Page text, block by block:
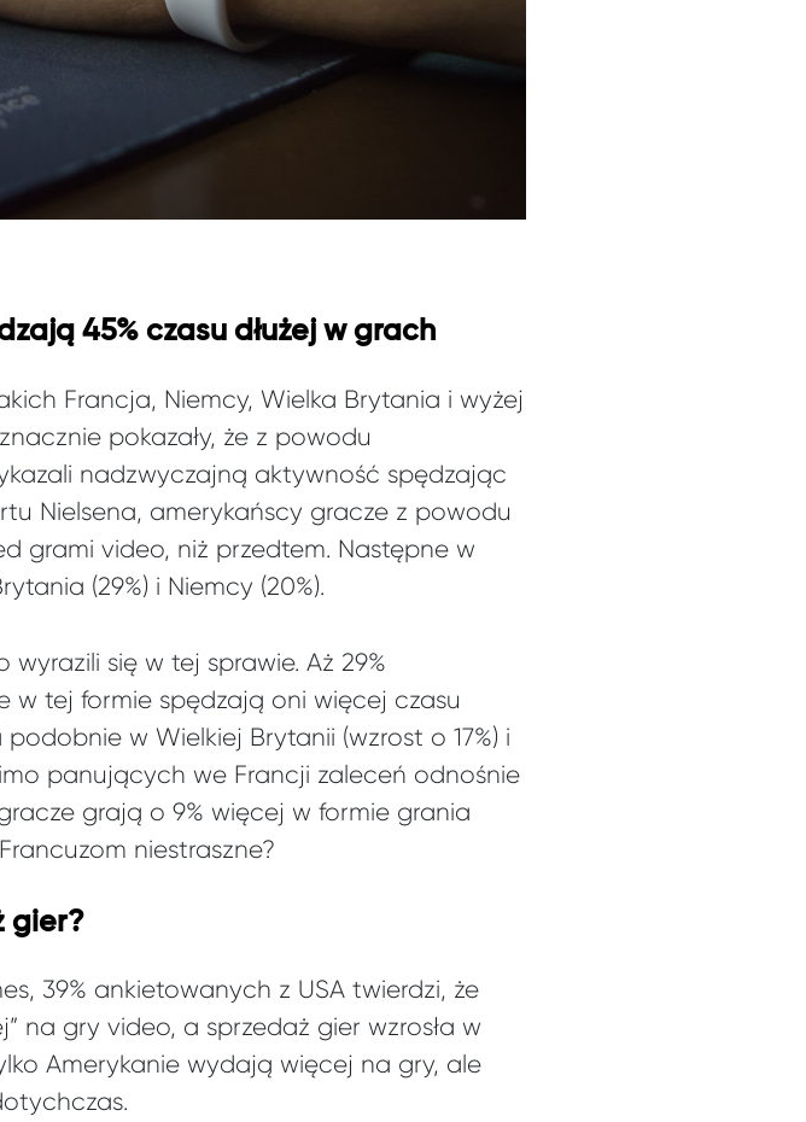
45% czasu dłużej w grach
Francja, Niemcy, Wielka Brytania i wyżej
pokazały, że z powodu
nadzwyczajną aktywność spędzając
Nielsena, amerykańscy gracze z powodu
grami video, niż przedtem. Następne w
(29%) i Niemcy (20%).
się w tej sprawie. Aż 29%
w tej formie spędzają oni więcej czasu
w Wielkiej Brytanii (wzrost o 17%) i
panujących we Francji zaleceń odnośnie
grają o 9% więcej w formie grania
niestraszne?
gier?
39% ankietowanych z USA twierdzi, że
na gry video, a sprzedaż gier wzrosła w
Amerykanie wydają więcej na gry, ale